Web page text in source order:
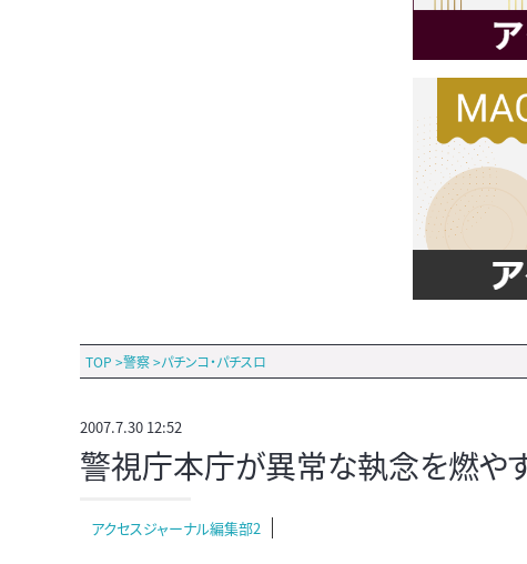
TOP >警察>パチンコ・パチスロ
2007.7.30 12:52
警視庁本庁が異常な執念を燃や
アクセスジャーナル編集部2